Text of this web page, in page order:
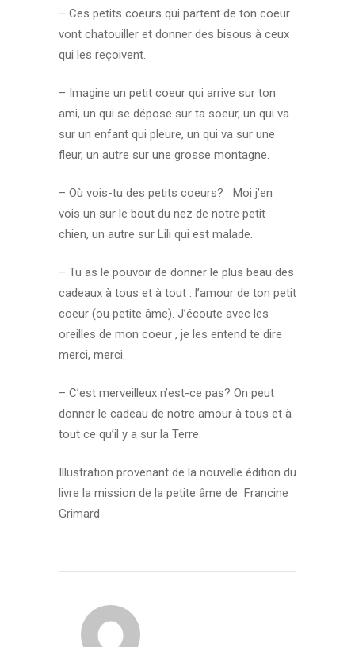
– Ces petits coeurs qui partent de ton coeur
vont chatouiller et donner des bisous à ceux
qui les reçoivent.
– Imagine un petit coeur qui arrive sur ton
ami, un qui se dépose sur ta soeur, un qui va
sur un enfant qui pleure, un qui va sur une
fleur, un autre sur une grosse montagne.
– Où vois-tu des petits coeurs? Moi j’en
vois un sur le bout du nez de notre petit
chien, un autre sur Lili qui est malade.
– Tu as le pouvoir de donner le plus beau des
cadeaux à tous et à tout : l’amour de ton petit
coeur (ou petite âme). J’écoute avec les
oreilles de mon coeur , je les entend te dire
merci, merci.
– C’est merveilleux n’est-ce pas? On peut
donner le cadeau de notre amour à tous et à
tout ce qu’il y a sur la Terre.
Illustration provenant de la nouvelle édition du
livre la mission de la petite âme de Francine
Grimard